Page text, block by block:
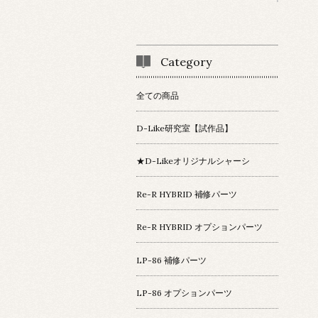
Category
全ての商品
D-Like研究室【試作品】
★D-Likeオリジナルシャーシ
Re-R HYBRID 補修パーツ
Re-R HYBRID オプションパーツ
LP-86 補修パーツ
LP-86 オプションパーツ